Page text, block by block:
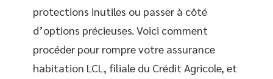
protections inutiles ou passer à côté
d’options précieuses. Voici comment
procéder pour rompre votre assurance
habitation LCL, filiale du Crédit Agricole, et